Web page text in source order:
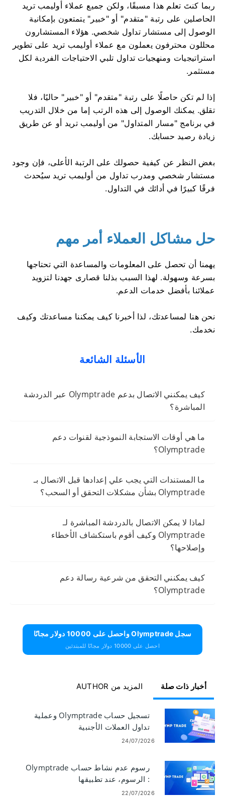
ربما كنتَ تعلم هذا مسبقًا، ولكن جميع عملاء أوليمب تريد
الحاصلين على رتبة "متقدم" أو "خبير" يتمتعون بإمكانية
الوصول إلى مستشار تداول شخصي. هؤلاء المستشارون
محللون محترفون يعملون مع عملاء أوليمب تريد على تطوير
استراتيجيات ومنهجيات تداول تلبي الاحتياجات الفردية لكل
مستثمر.
إذا لم تكن حاصلًا على رتبة "متقدم" أو "خبير" حاليًا، فلا
تقلق. يمكنك الوصول إلى هذه الرتب إما من خلال التدريب
في برنامج "مسار المتداول" من أوليمب تريد أو عن طريق
زيادة رصيد حسابك.
بغض النظر عن كيفية حصولك على الرتبة الأعلى، فإن وجود
مستشار شخصي ومدرب تداول من أوليمب تريد سيُحدث
فرقًا كبيرًا في أدائك في التداول.
حل مشاكل العملاء أمر مهم
يهمنا أن تحصل على المعلومات والمساعدة التي تحتاجها
بسرعة وسهولة. لهذا السبب بذلنا قصارى جهدنا لتزويد
عملائنا بأفضل خدمات الدعم.
نحن هنا لمساعدتك، لذا أخبرنا كيف يمكننا مساعدتك وكيف
نخدمك.
الأسئلة الشائعة
كيف يمكنني الاتصال بدعم Olymptrade عبر الدردشة
المباشرة؟
ما هي أوقات الاستجابة النموذجية لقنوات دعم
Olymptrade؟
ما المستندات التي يجب علي إعدادها قبل الاتصال بـ
Olymptrade بشأن مشكلات التحقق أو السحب؟
لماذا لا يمكن الاتصال بالدردشة المباشرة لـ
Olymptrade وكيف أقوم باستكشاف الأخطاء
وإصلاحها؟
كيف يمكنني التحقق من شرعية رسالة دعم
Olymptrade؟
سجل Olymptrade واحصل على 10000 دولار مجانًا
احصل على 10000 دولار مجانًا للمبتدئين
المزيد من AUTHOR أخبار ذات صلة
تسجيل حساب Olymptrade وعملية
تداول العملات الأجنبية
24/07/2026
رسوم عدم نشاط حساب Olymptrade
: الرسوم، عند تطبيقها
22/07/2026